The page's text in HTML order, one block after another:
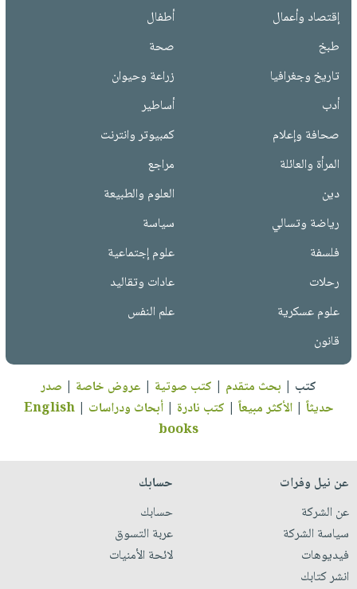
إقتصاد وأعمال
أطفال
طبخ
صحة
تاريخ وجغرافيا
زراعة وحيوان
أدب
أساطير
صحافة وإعلام
كمبيوتر وانترنت
المرأة والعائلة
مراجع
دين
العلوم والطبيعة
رياضة وتسالي
سياسة
فلسفة
علوم إجتماعية
رحلات
عادات وتقاليد
علوم عسكرية
علم النفس
قانون
كتب | بحث متقدم | كتب صوتية | عروض خاصة | صدر
حديثاً |الأكثر مبيعاً | كتب نادرة |أبحاث ودراسات |
English
books
عن نيل وفرات
عن الشركة
سياسة الشركة
فيديوهات
انشر كتابك
حسابك
حسابك
عربة التسوق
لائحة الأمنيات